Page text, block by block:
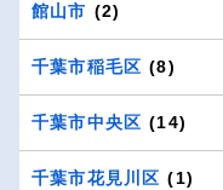
館山市 (2)
千葉市稲毛区 (8)
千葉市中央区 (14)
千葉市花見川区 (1)